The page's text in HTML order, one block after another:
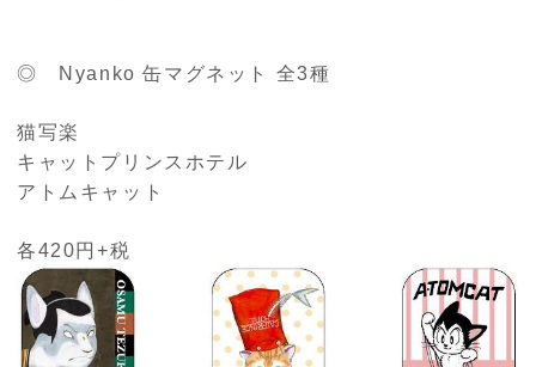
◎ Nyanko 缶マグネット 全3種
猫写楽
キャットプリンスホテル
アトムキャット
各420円+税